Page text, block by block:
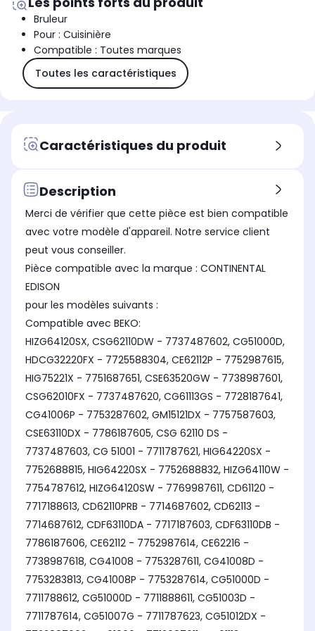
Bruleur
Pour : Cuisinière
Compatible : Toutes marques
Toutes les caractéristiques
Caractéristiques du produit
Description
Merci de vérifier que cette pièce est bien compatible
avec votre modèle d'appareil. Notre service client
peut vous conseiller.
Pièce compatible avec la marque : CONTINENTAL
EDISON
pour les modèles suivants :
Compatible avec BEKO:
HIZG64120SX, CSG62110DW - 7737487602, CG51000D,
HDCG32220FX - 7725588304, CE62112P - 7752987615,
HIG75221X - 7751687651, CSE63520GW - 7738987601,
CSG62010FX - 7737487620, CG61113GS - 7728187641,
CG41006P - 7753287602, GM15121DX - 7757587603,
CSE63110DX - 7786187605, CSG 62110 DS -
7737487603, CG 51001 - 7711787621, HIG64220SX -
7752688815, HIG64220SX - 7752688832, HIZG64110W -
7754787612, HIZG64120SW - 7769987611, CD61120 -
7717188613, CD62110PRB - 7714687602, CD62113 -
7714687612, CDF63110DA - 7717187603, CDF63110DB -
7786187606, CE62112 - 7752987614, CE62216 -
7738987618, CG41008 - 7753287611, CG41008D -
7753283813, CG41008P - 7753287614, CG51000D -
7711788612, CG51000D - 7711888611, CG51003D -
7711787614, CG51007G - 7711787623, CG51012DX -